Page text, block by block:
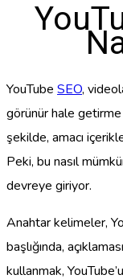
YouTube SEO,
görünür hale
şekilde, amacı
Peki, bu nasıl
devreye giriyor.
Anahtar kelimeler,
başlığında,
kullanmak,